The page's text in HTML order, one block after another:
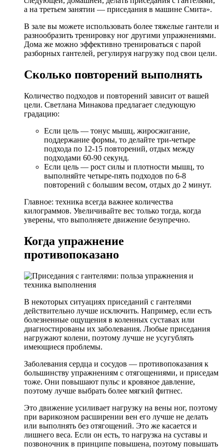
а на третьем занятии — приседания в машине Смита».
В зале вы можете использовать более тяжелые гантели и
разнообразить тренировку ног другими упражнениями.
Дома же можно эффективно тренироваться с парой
разборных гантелей, регулируя нагрузку под свои цели.
Сколько повторений выполнять
Количество подходов и повторений зависит от вашей
цели. Светлана Минакова предлагает следующую
градацию:
Если цель — тонус мышц, жиросжигание,
поддержание формы, то делайте три-четыре
подхода по 12-15 повторений, отдых между
подходами 60-90 секунд.
Если цель — рост силы и плотности мышц, то
выполняйте четыре-пять подходов по 6-8
повторений с большим весом, отдых до 2 минут.
Главное: техника всегда важнее количества
килограммов. Увеличивайте вес только тогда, когда
уверены, что выполняете движение безупречно.
Когда упражнение
противопоказано
В некоторых ситуациях приседаний с гантелями
действительно лучше исключить. Например, если есть
болезненные ощущения в коленных суставах или
диагностированы их заболевания. Любые приседания
нагружают колени, поэтому лучше не усугублять
имеющиеся проблемы.
Заболевания сердца и сосудов — противопоказания к
большинству упражнениям с отягощениями, и приседам
тоже. Они повышают пульс и кровяное давление,
поэтому лучше выбрать более мягкий фитнес.
Это движение усиливает нагрузку на вены ног, поэтому
при варикозном расширении вен его лучше не делать
или выполнять без отягощений. Это же касается и
лишнего веса. Если он есть, то нагрузка на суставы и
позвоночник в принципе повышена, поэтому повышать